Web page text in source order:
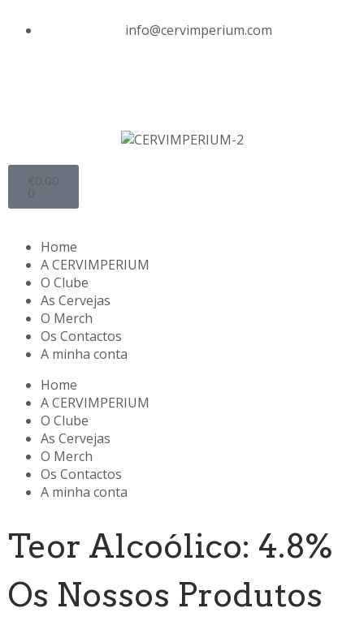
info@cervimperium.com
€0.00
0
Home
A CERVIMPERIUM
O Clube
As Cervejas
O Merch
Os Contactos
A minha conta
Home
A CERVIMPERIUM
O Clube
As Cervejas
O Merch
Os Contactos
A minha conta
Teor Alcoólico: 4.8%
Os Nossos Produtos